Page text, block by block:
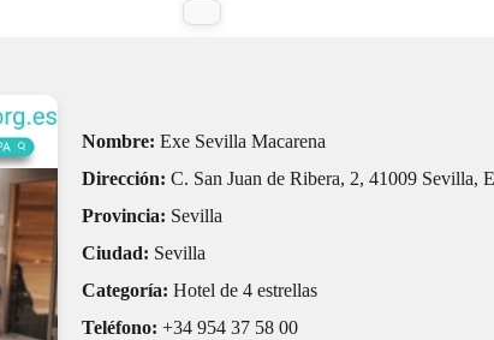
Nombre: Exe Sevilla Macarena
Dirección: C. San Juan de Ribera, 2, 41009 Sevilla,
Provincia: Sevilla
Ciudad: Sevilla
Categoría: Hotel de 4 estrellas
Teléfono: +34 954 37 58 00